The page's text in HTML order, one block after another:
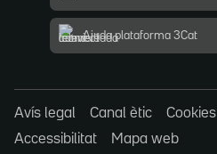
Ajuda plataforma 3Cat
Avís legal Canal ètic Cookies
Accessibilitat
Mapa web